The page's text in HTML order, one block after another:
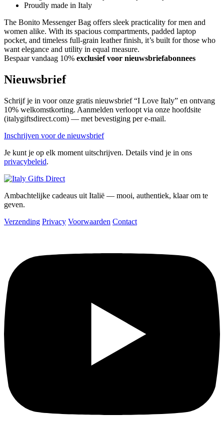
Proudly made in Italy
The Bonito Messenger Bag offers sleek practicality for men and
women alike. With its spacious compartments, padded laptop
pocket, and timeless full-grain leather finish, it’s built for those who
want elegance and utility in equal measure.
Bespaar vandaag 10% exclusief voor nieuwsbriefabonnees
Nieuwsbrief
Schrijf je in voor onze gratis nieuwsbrief “I Love Italy” en ontvang
10% welkomstkorting. Aanmelden verloopt via onze hoofdsite
(italygiftsdirect.com) — met bevestiging per e-mail.
Inschrijven voor de nieuwsbrief
Je kunt je op elk moment uitschrijven. Details vind je in ons
privacybeleid.
Ambachtelijke cadeaus uit Italië — mooi, authentiek, klaar om te
geven.
Verzending Privacy Voorwaarden Contact